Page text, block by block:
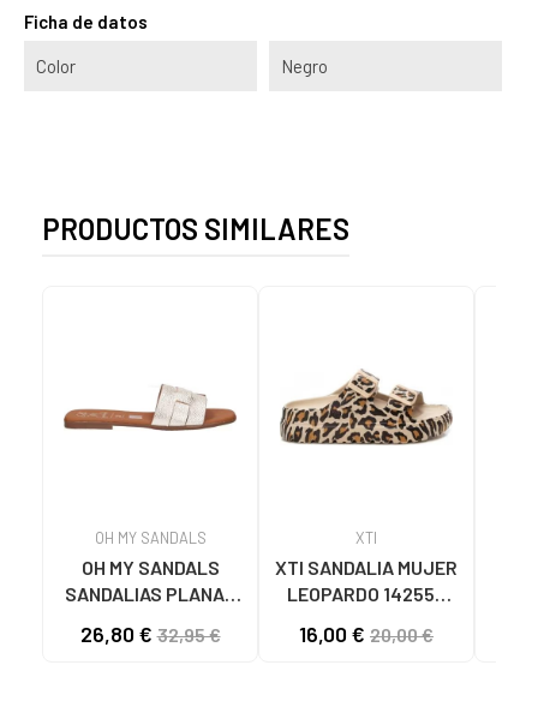
Ficha de datos
Color Negro
PRODUCTOS SIMILARES
OH MY SANDALS
OH MY SANDALS
SANDALIAS PLANAS
DOYA CHAMPAN
26,80 €32,95 €
XTI
XTI SANDALIA MUJER
LEOPARDO 142550
16,00 € 20,00 €